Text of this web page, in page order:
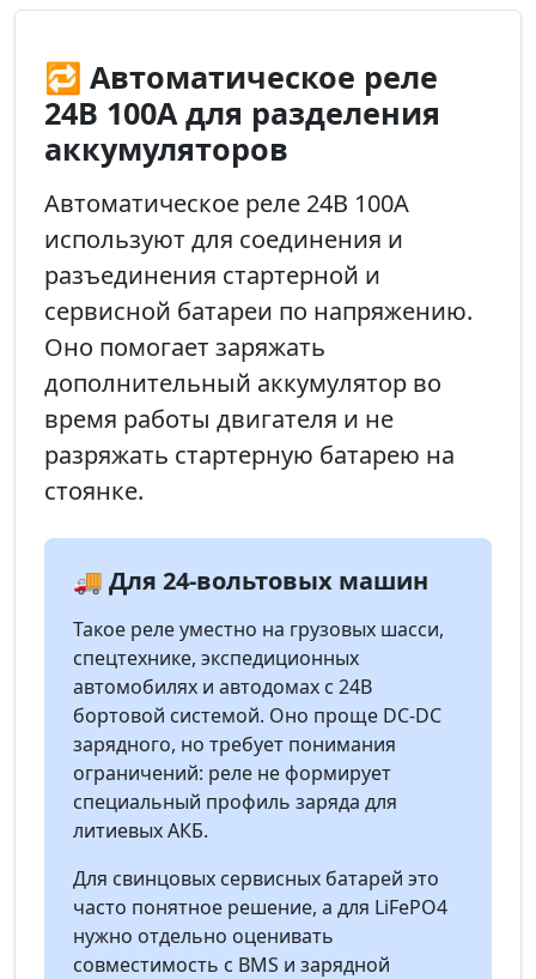
🔁 Автоматическое реле
24В 100А для разделения
аккумуляторов
Автоматическое реле 24В 100А
используют для соединения и
разъединения стартерной и
сервисной батареи по напряжению.
Оно помогает заряжать
дополнительный аккумулятор во
время работы двигателя и не
разряжать стартерную батарею на
стоянке.
🚚 Для 24-вольтовых машин
Такое реле уместно на грузовых шасси,
спецтехнике, экспедиционных
автомобилях и автодомах с 24В
бортовой системой. Оно проще DC-DC
зарядного, но требует понимания
ограничений: реле не формирует
специальный профиль заряда для
литиевых АКБ.
Для свинцовых сервисных батарей это
часто понятное решение, а для LiFePO4
нужно отдельно оценивать
совместимость с BMS и зарядной